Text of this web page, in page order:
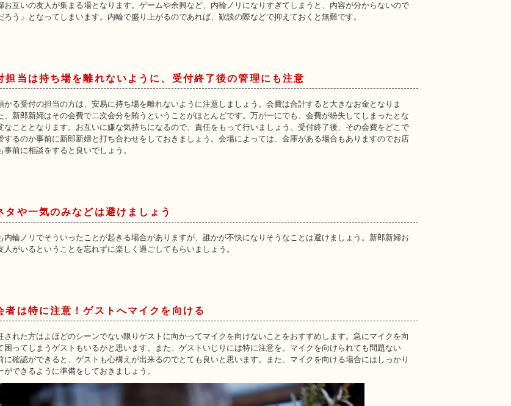
お互いの友人が集まる場となります。ゲームや余興など、内輪ノリになりすぎてしまうと、内容が分からないので
ろう」となってしまいます。内輪で盛り上がるのであれば、歓談の際などで抑えておくと無難です。
担当は持ち場を離れないように、受付終了後の管理にも注意
かる受付の担当の方は、安易に持ち場を離れないように注意しましょう。会費は合計すると大きなお金となりま
、新郎新婦はその会費で二次会分を賄うということがほとんどです。万が一にでも、会費が紛失してしまったとな
なこととなります。お互いに嫌な気持ちになるので、責任をもって行いましょう。受付終了後、その会費をどこで
するのか事前に新郎新婦と打ち合わせをしておきましょう。会場によっては、金庫がある場合もありますのでお店
事前に相談をすると良いでしょう。
タや一気のみなどは避けましょう
内輪ノリでそういったことが起きる場合がありますが、誰かが不快になりそうなことは避けましょう。新郎新婦お
人がいるということを忘れずに楽しく過ごしてもらいましょう。
者は特に注意！ゲストへマイクを向ける
された方はよほどのシーンでない限りゲストに向かってマイクを向けないことをおすすめします。急にマイクを向
困ってしまうゲストもいるかと思います。また、ゲストいじりには特に注意を。マイクを向けられても問題ない
に確認ができると、ゲストも心構えが出来るのでとても良いと思います。また、マイクを向ける場合にはしっかり
ができるように準備をしておきましょう。